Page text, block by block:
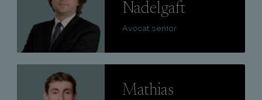
Nadelgaft
Avocat senior
Mathias